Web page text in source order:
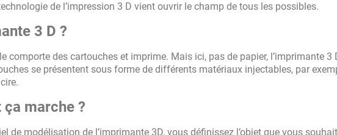
de l’impression 3 D vient ouvrir le champ de tous les possibles.
3 D ?
comporte des cartouches et imprime. Mais ici, pas de papier, l’imprimante 3
se présentent sous forme de différents matériaux injectables, par
marche ?
de modélisation de l’imprimante 3D, vous définissez l’objet que vous